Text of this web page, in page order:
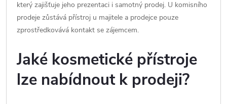
který zajišťuje jeho prezentaci i samotný prodej. U komisního
prodeje zůstává přístroj u majitele a prodejce pouze
zprostředkovává kontakt se zájemcem.
Jaké kosmetické přístroje
lze nabídnout k prodeji?